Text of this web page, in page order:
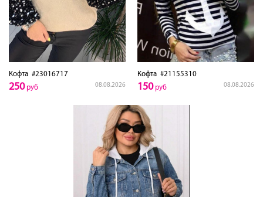
Кофта #23016717
08.08.2026
250руб
Кофта #21155310
08.08.2026
150руб